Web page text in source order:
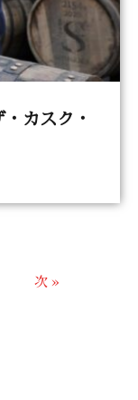
カスク・
次 »